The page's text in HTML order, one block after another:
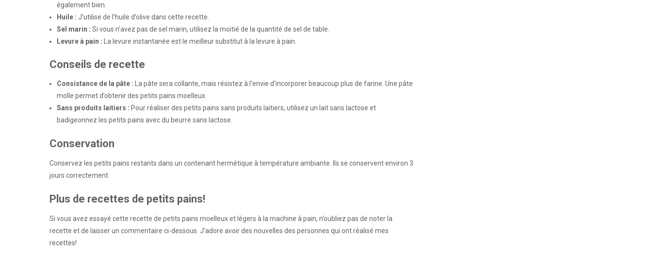
également bien.
Huile : J’utilise de l’huile d’olive dans cette recette.
Sel marin : Si vous n’avez pas de sel marin, utilisez la moitié de la quantité de sel de table.
Levure à pain : La levure instantanée est le meilleur substitut à la levure à pain.
Conseils de recette
Consistance de la pâte : La pâte sera collante, mais résistez à l’envie d’incorporer beaucoup plus de farine. Une pâte
molle permet d’obtenir des petits pains moelleux.
Sans produits laitiers : Pour réaliser des petits pains sans produits laitiers, utilisez un lait sans lactose et
badigeonnez les petits pains avec du beurre sans lactose.
Conservation
Conservez les petits pains restants dans un contenant hermétique à température ambiante. Ils se conservent environ 3
jours correctement.
Plus de recettes de petits pains!
Si vous avez essayé cette recette de petits pains moelleux et légers à la machine à pain, n’oubliez pas de noter la
recette et de laisser un commentaire ci-dessous. J’adore avoir des nouvelles des personnes qui ont réalisé mes
recettes!